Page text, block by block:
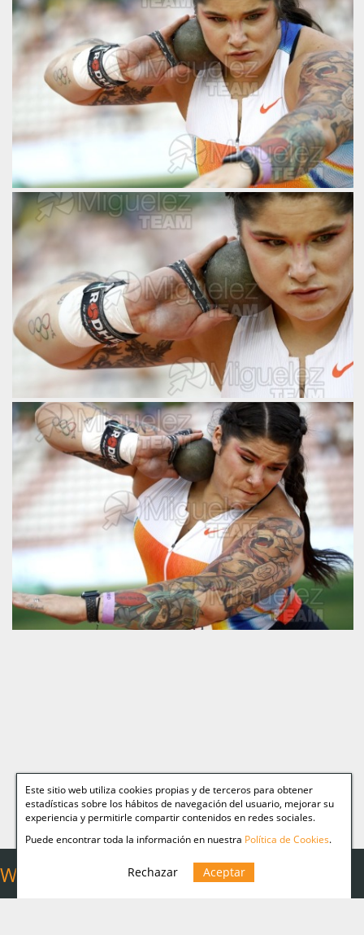
Este sitio web utiliza cookies propias y de terceros para obtener
estadísticas sobre los hábitos de navegación del usuario, mejorar su
experiencia y permitirle compartir contenidos en redes sociales.
Puede encontrar toda la información en nuestra Política de Cookies.
Rechazar Aceptar
Web Relacionadas
Miguelez TEAM